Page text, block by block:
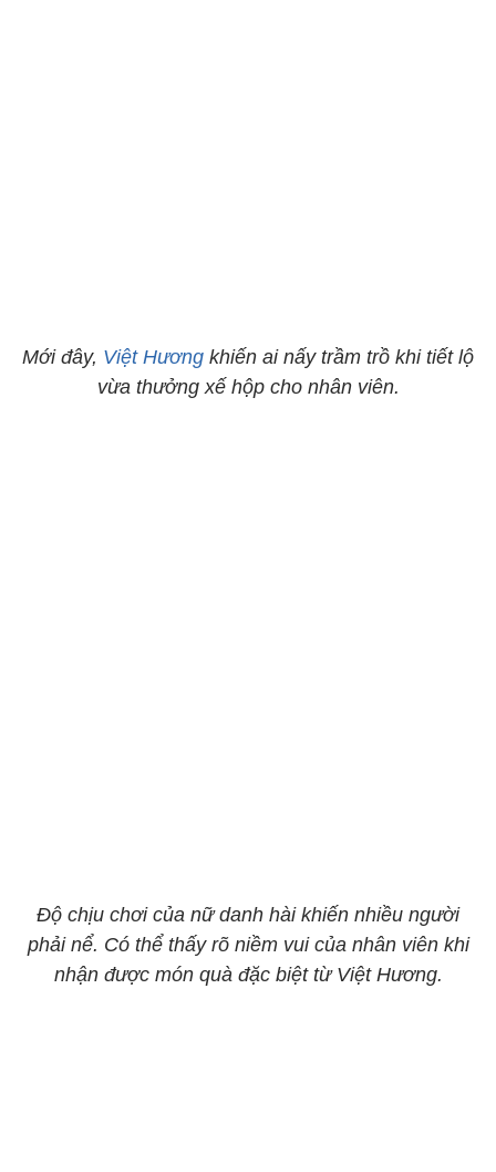
Mới đây, Việt Hương khiến ai nấy trầm trồ khi tiết lộ
vừa thưởng xế hộp cho nhân viên.
Độ chịu chơi của nữ danh hài khiến nhiều người
phải nể. Có thể thấy rõ niềm vui của nhân viên khi
nhận được món quà đặc biệt từ Việt Hương.